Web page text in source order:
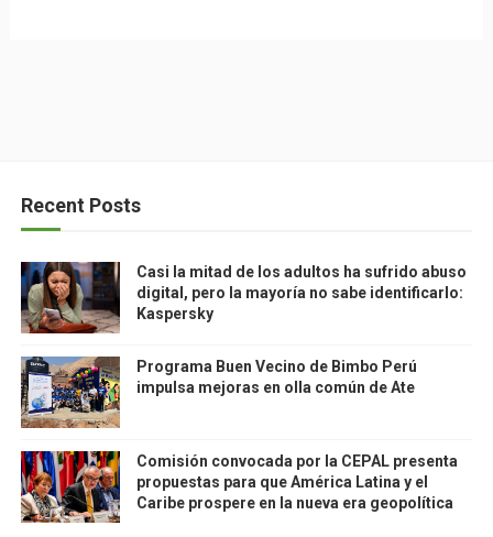
Recent Posts
Casi la mitad de los adultos ha sufrido abuso
digital, pero la mayoría no sabe identificarlo:
Kaspersky
Programa Buen Vecino de Bimbo Perú
impulsa mejoras en olla común de Ate
Comisión convocada por la CEPAL presenta
propuestas para que América Latina y el
Caribe prospere en la nueva era geopolítica